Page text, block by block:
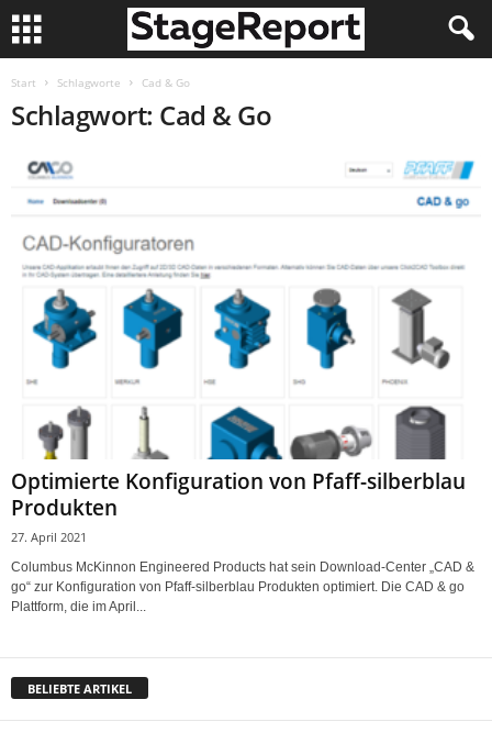
Start Schlagworte Cad & Go
Schlagwort: Cad & Go
Optimierte Konfiguration von Pfaff-silberblau
Produkten
27. April 2021
Columbus McKinnon Engineered Products hat sein Download-Center „CAD &
go“ zur Konfiguration von Pfaff-silberblau Produkten optimiert. Die CAD & go
Plattform, die im April...
BELIEBTE ARTIKEL